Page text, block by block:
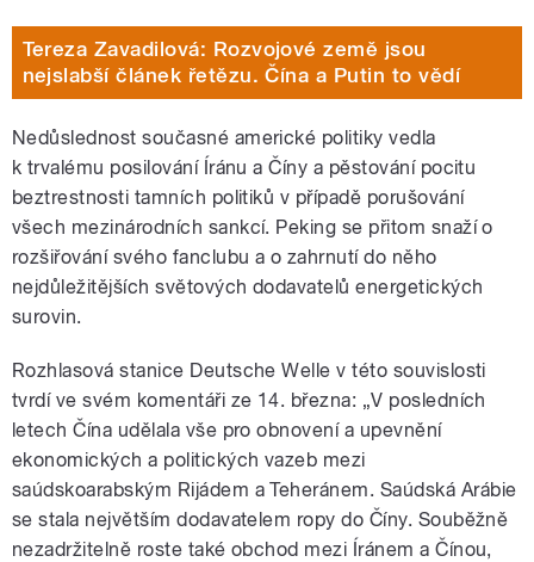
Tereza Zavadilová: Rozvojové země jsou
nejslabší článek řetězu. Čína a Putin to vědí
Nedůslednost současné americké politiky vedla
k trvalému posilování Íránu a Číny a pěstování pocitu
beztrestnosti tamních politiků v případě porušování
všech mezinárodních sankcí. Peking se přitom snaží o
rozšiřování svého fanclubu a o zahrnutí do něho
nejdůležitějších světových dodavatelů energetických
surovin.
Rozhlasová stanice Deutsche Welle v této souvislosti
tvrdí ve svém komentáři ze 14. března: „V posledních
letech Čína udělala vše pro obnovení a upevnění
ekonomických a politických vazeb mezi
saúdskoarabským Rijádem a Teheránem. Saúdská Arábie
se stala největším dodavatelem ropy do Číny. Souběžně
nezadržitelně roste také obchod mezi Íránem a Čínou,